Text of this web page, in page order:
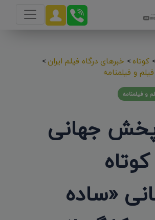
> کوتاه> خبرهای درگاه فیلم ایران>
و فیلمنامه
و فیلمنامه
پخش جهانی
«ساده